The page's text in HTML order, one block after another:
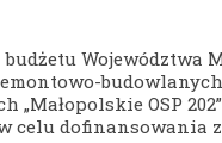
budżetu Województwa
OSP
celu dofinansowania